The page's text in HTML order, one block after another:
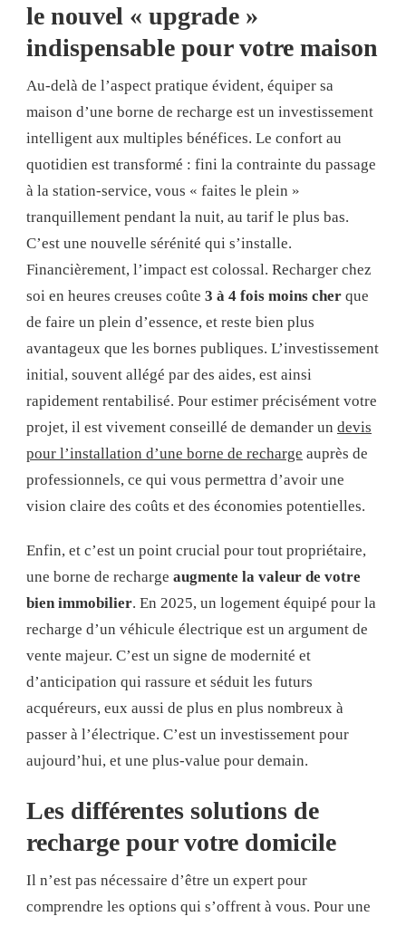
le nouvel « upgrade »
indispensable pour votre maison
Au-delà de l’aspect pratique évident, équiper sa
maison d’une borne de recharge est un investissement
intelligent aux multiples bénéfices. Le confort au
quotidien est transformé : fini la contrainte du passage
à la station-service, vous « faites le plein »
tranquillement pendant la nuit, au tarif le plus bas.
C’est une nouvelle sérénité qui s’installe.
Financièrement, l’impact est colossal. Recharger chez
soi en heures creuses coûte 3 à 4 fois moins cher que
de faire un plein d’essence, et reste bien plus
avantageux que les bornes publiques. L’investissement
initial, souvent allégé par des aides, est ainsi
rapidement rentabilisé. Pour estimer précisément votre
projet, il est vivement conseillé de demander un devis
pour l’installation d’une borne de recharge auprès de
professionnels, ce qui vous permettra d’avoir une
vision claire des coûts et des économies potentielles.
Enfin, et c’est un point crucial pour tout propriétaire,
une borne de recharge augmente la valeur de votre
bien immobilier. En 2025, un logement équipé pour la
recharge d’un véhicule électrique est un argument de
vente majeur. C’est un signe de modernité et
d’anticipation qui rassure et séduit les futurs
acquéreurs, eux aussi de plus en plus nombreux à
passer à l’électrique. C’est un investissement pour
aujourd’hui, et une plus-value pour demain.
Les différentes solutions de
recharge pour votre domicile
Il n’est pas nécessaire d’être un expert pour
comprendre les options qui s’offrent à vous. Pour une